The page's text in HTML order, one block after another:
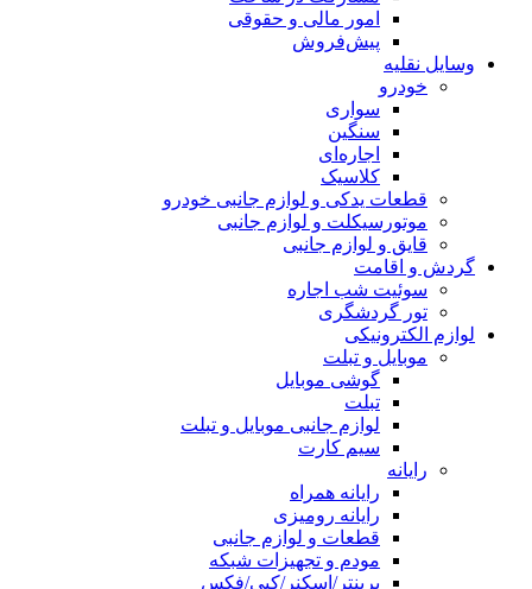
امور مالی و حقوقی
پیش‌فروش
وسایل نقلیه
خودرو
سواری
سنگین
اجاره‌ای
کلاسیک
قطعات یدکی و لوازم جانبی خودرو
موتورسیکلت و لوازم جانبی
قایق و لوازم جانبی
گردش و اقامت
سوئیت شب اجاره
تور گردشگری
لوازم الکترونیکی
موبایل و تبلت
گوشی موبایل
تبلت
لوازم جانبی موبایل و تبلت
سیم کارت
رایانه
رایانه همراه
رایانه رومیزی
قطعات و لوازم جانبی
مودم و تجهیزات شبکه
پرینتر/اسکنر/کپی/فکس